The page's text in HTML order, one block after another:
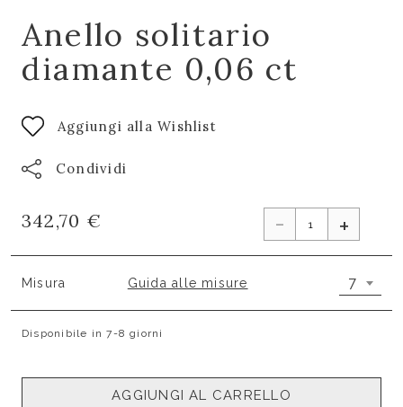
Anello solitario
diamante 0,06 ct
Aggiungi alla Wishlist
Condividi
342,70 € - +
Misura Guida alle misure 7
Disponibile in 7-8 giorni
AGGIUNGI AL CARRELLO